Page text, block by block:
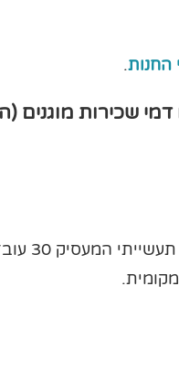
החנות.
שכירות מוגנים
30 עובדים ומעלה.